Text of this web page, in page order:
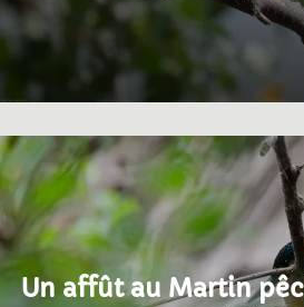
Un affût au Martin